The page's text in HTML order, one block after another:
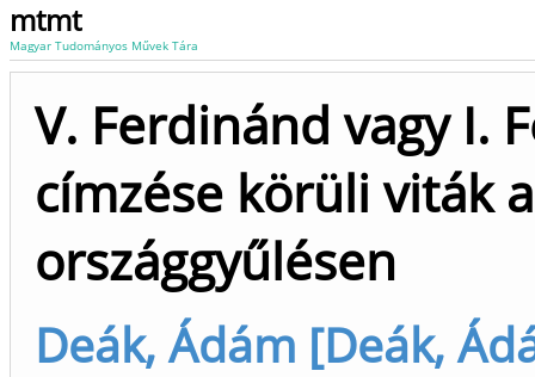
mtmt
Magyar Tudományos Művek Tára
V. Ferdinánd vagy I.
címzése körüli viták
országgyűlésen
Deák, Ádám [Deák,